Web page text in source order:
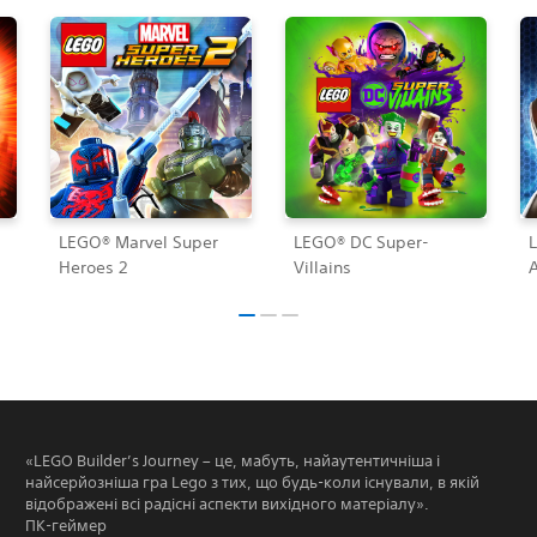
LEGO® Marvel Super
Heroes 2
LEGO® DC Super-
Villains
«LEGO Builder’s Journey – це, мабуть, найаутентичніша і
найсерйозніша гра Lego з тих, що будь-коли існували, в якій
відображені всі радісні аспекти вихідного матеріалу».
ПК-геймер